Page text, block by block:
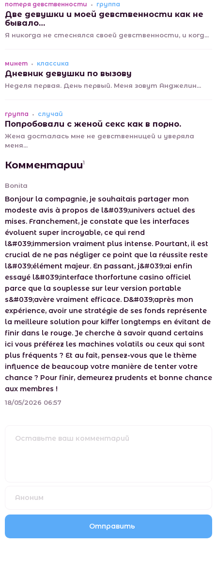
потеря девственности группа
Две девушки и моей девственности как не
бывало…
Я никогда не стеснялся своей девственности, и когд...
минет классика
Дневник девушки по вызову
Неделя первая. День первый. Меня зовут Анджелин...
группа случай
Попробовали с женой секс как в порно.
Жена досталась мне не девственницей и уверяла
меня...
Комментарии1
Bonita
Bonjour la compagnie, je souhaitais partager mon
modeste avis à propos de l&#039;univers actuel des
mises. Franchement, je constate que les interfaces
évoluent super incroyable, ce qui rend
l&#039;immersion vraiment plus intense. Pourtant, il est
crucial de ne pas négliger ce point que la réussite reste
l&#039;élément majeur. En passant, j&#039;ai enfin
essayé l&#039;interface thorfortune casino officiel
parce que la souplesse sur leur version portable
s&#039;avère vraiment efficace. D&#039;après mon
expérience, avoir une stratégie de ses fonds représente
la meilleure solution pour kiffer longtemps en évitant de
finir dans le rouge. Je cherche à savoir quand certains
ici vous préférez les machines volatils ou ceux qui sont
plus fréquents ? Et au fait, pensez-vous que le thème
influence de beaucoup votre manière de tenter votre
chance ? Pour finir, demeurez prudents et bonne chance
aux membres !
18/05/2026 06:57